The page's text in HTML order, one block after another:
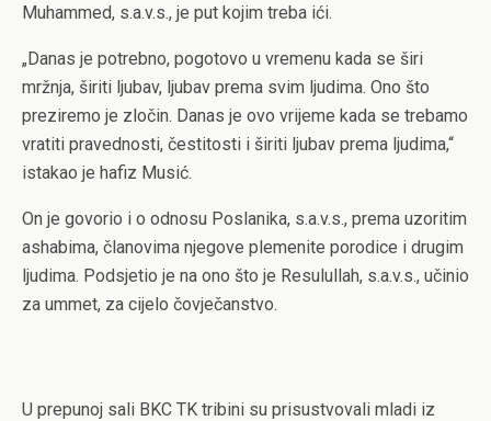
Muhammed, s.a.v.s., je put kojim treba ići.
„Danas je potrebno, pogotovo u vremenu kada se širi
mržnja, širiti ljubav, ljubav prema svim ljudima. Ono što
preziremo je zločin. Danas je ovo vrijeme kada se trebamo
vratiti pravednosti, čestitosti i širiti ljubav prema ljudima,“
istakao je hafiz Musić.
On je govorio i o odnosu Poslanika, s.a.v.s., prema uzoritim
ashabima, članovima njegove plemenite porodice i drugim
ljudima. Podsjetio je na ono što je Resulullah, s.a.v.s., učinio
za ummet, za cijelo čovječanstvo.
U prepunoj sali BKC TK tribini su prisustvovali mladi iz